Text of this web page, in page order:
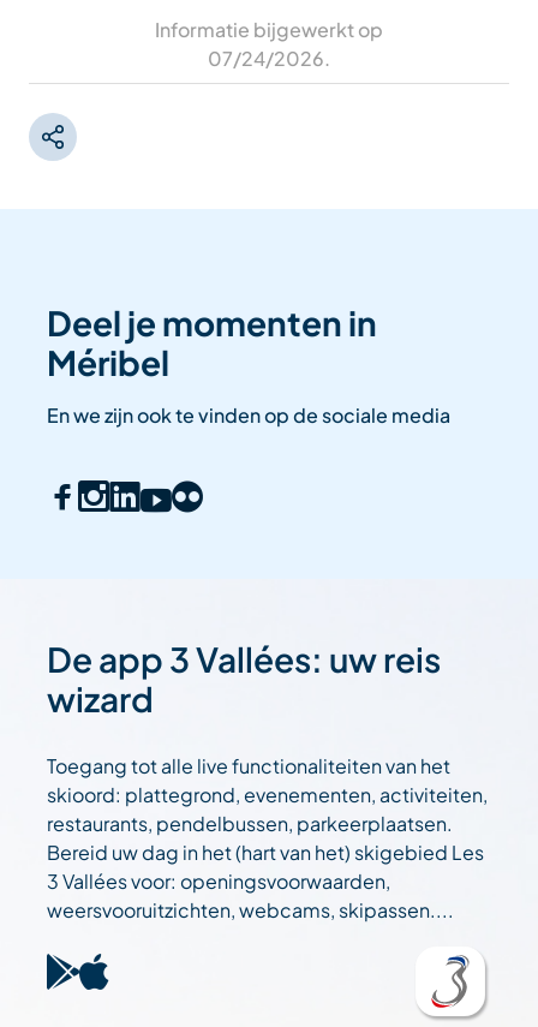
Informatie bijgewerkt op
07/24/2026.
Deel je momenten in
Méribel
En we zijn ook te vinden op de sociale media
De app 3 Vallées: uw reis
wizard
Toegang tot alle live functionaliteiten van het
skioord: plattegrond, evenementen, activiteiten,
restaurants, pendelbussen, parkeerplaatsen.
Bereid uw dag in het (hart van het) skigebied Les
3 Vallées voor: openingsvoorwaarden,
weersvooruitzichten, webcams, skipassen....